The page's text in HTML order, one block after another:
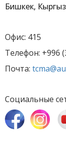
Бишкек,
Офис: 415
Телефон: +996
Почта:
Социальные